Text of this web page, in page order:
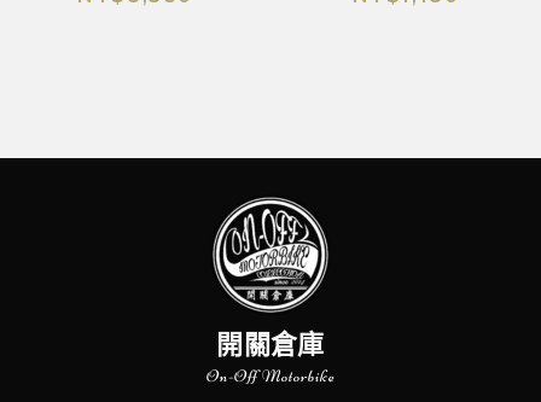
開關倉庫
On-Off Motorbike